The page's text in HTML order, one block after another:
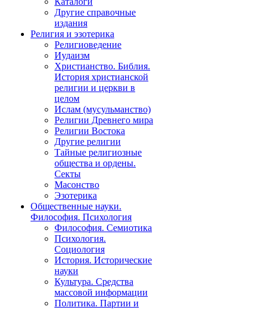
Другие справочные
издания
Религия и эзотерика
Религиоведение
Иудаизм
Христианство. Библия.
История христианской
религии и церкви в
целом
Ислам (мусульманство)
Религии Древнего мира
Религии Востока
Другие религии
Тайные религиозные
общества и ордены.
Секты
Масонство
Эзотерика
Общественные науки.
Философия. Психология
Философия. Семиотика
Психология.
Социология
История. Исторические
науки
Культура. Средства
массовой информации
Политика. Партии и